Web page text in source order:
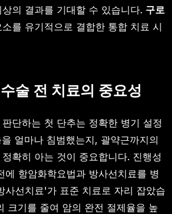
의 결과를 기대할 수 있습니다. 구로
를 유기적으로 결합한 통합 치료 시
술 전 치료의 중요성
단하는 첫 단추는 정확한 병기 설정
얼마나 침범했는지, 괄약근까지의
확히 아는 것이 중요합니다. 진행성
에 항암화학요법과 방사선치료를 병
사선치료'가 표준 치료로 자리 잡았습
크기를 줄여 암의 완전 절제율을 높